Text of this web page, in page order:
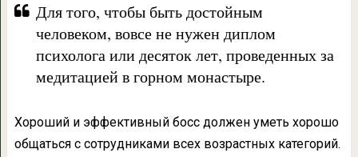
Для того, чтобы быть достойным
человеком, вовсе не нужен диплом
психолога или десяток лет, проведенных за
медитацией в горном монастыре.
Хороший и эффективный босс должен уметь хорошо
общаться с сотрудниками всех возрастных категорий.